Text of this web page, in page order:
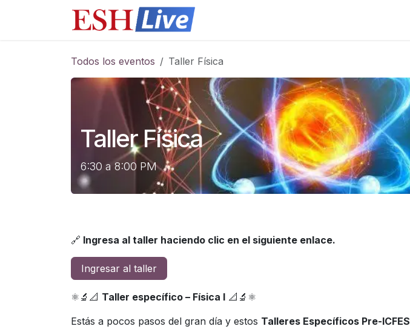
Todos los eventos Taller Física
Taller Física
6:30 a 8:00 PM
🔗 Ingresa al taller haciendo clic en el siguiente enlace.
Ingresar al taller
⚛️🔬📐 Taller específico – Física I 📐🔬⚛️
Estás a pocos pasos del gran día y estos Talleres Específicos Pre-ICFES